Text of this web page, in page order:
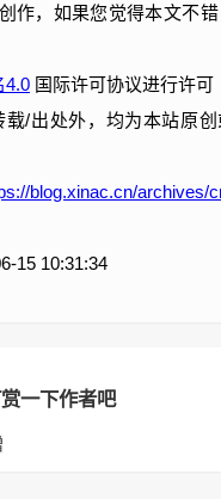
创作，如果您觉得本文不
4.0 国际许可协议进行许可
/出处外，均为本站原创
blog.xinac.cn/archives/
15 10:31:34
一下作者吧